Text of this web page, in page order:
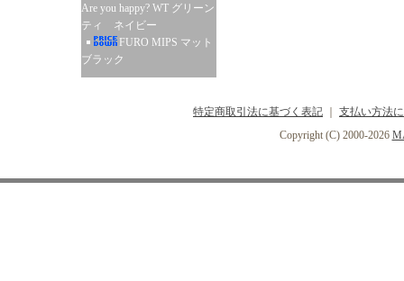
Are you happy? WT グリーン
ティ ネイビー
FURO MIPS マット
ブラック
特定商取引法に基づく表記
支払い方法
Copyright (C) 2000-2026